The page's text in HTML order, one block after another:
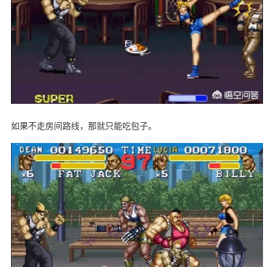
如果不走房间路线，那就只能吃包子。